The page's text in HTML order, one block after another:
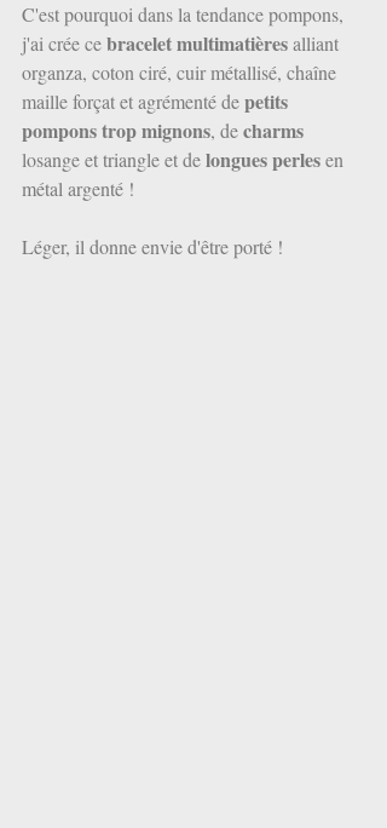
C'est pourquoi dans la tendance pompons,
j'ai crée ce bracelet multimatières alliant
organza, coton ciré, cuir métallisé, chaîne
maille forçat et agrémenté de petits
pompons trop mignons, de charms
losange et triangle et de longues perles en
métal argenté !
Léger, il donne envie d'être porté !